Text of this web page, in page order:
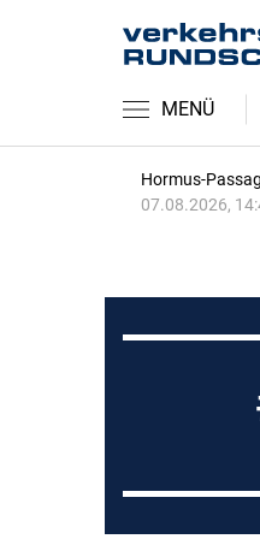
MENÜ
Hormus-
07.08.2026,